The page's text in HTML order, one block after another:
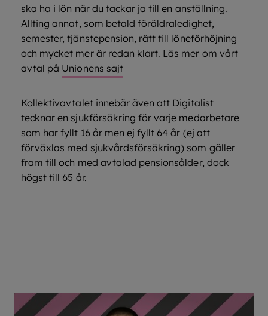
ska ha i lön när du tackar ja till en anställning.
Allting annat, som betald föräldraledighet,
semester, tjänstepension, rätt till löneförhöjning
och mycket mer är redan klart. Läs mer om vårt
avtal på Unionens sajt
Kollektivavtalet innebär även att Digitalist
tecknar en sjukförsäkring för varje medarbetare
som har fyllt 16 år men ej fyllt 64 år (ej att
förväxlas med sjukvårdsförsäkring) som gäller
fram till och med avtalad pensionsålder, dock
högst till 65 år.